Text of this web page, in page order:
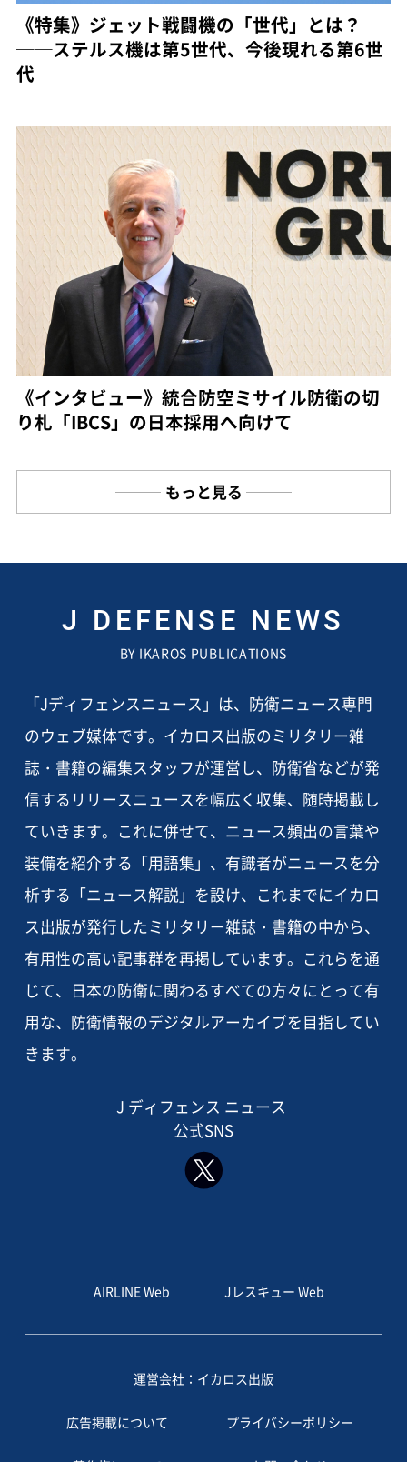
《特集》ジェット戦闘機の「世代」とは？
──ステルス機は第5世代、今後現れる第6世
代
《インタビュー》統合防空ミサイル防衛の切
り札「IBCS」の日本採用へ向けて
もっと見る
J DEFENSE NEWS
BY IKAROS PUBLICATIONS
「Jディフェンスニュース」は、防衛ニュース専門
のウェブ媒体です。イカロス出版のミリタリー雑
誌・書籍の編集スタッフが運営し、防衛省などが発
信するリリースニュースを幅広く収集、随時掲載し
ていきます。これに併せて、ニュース頻出の言葉や
装備を紹介する「用語集」、有識者がニュースを分
析する「ニュース解説」を設け、これまでにイカロ
ス出版が発行したミリタリー雑誌・書籍の中から、
有用性の高い記事群を再掲しています。これらを通
じて、日本の防衛に関わるすべての方々にとって有
用な、防衛情報のデジタルアーカイブを目指してい
きます。
J ディフェンス ニュース
公式SNS
AIRLINE Web Jレスキュー Web
運営会社：イカロス出版
広告掲載について プライバシーポリシー